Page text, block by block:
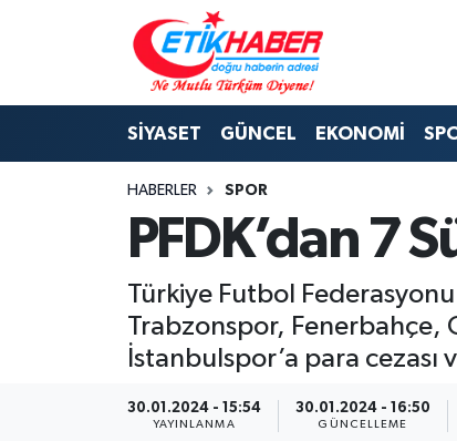
SİYASET GÜNCEL EKONOMİ
HABERLER SPOR
PFDK’dan 7
Türkiye Futbol
Trabzonspor, Fenerbahçe,
İstanbulspor’a para cezası
30.01.2024 - 15:54
YAYINLANMA
30.01.2024 - 16:50
GÜNCELLEME
BİLİM-TEKNOLOJİ
DIŞ POLİTİKA
EĞİTİM GENÇLİK
KÖŞE YAZILARI
KÜLTÜR-SANAT-MAGAZİN
Nöbetçi Eczaneler
Hava Durumu
İstanbul Namaz Vakitleri
Trafik Durumu
Süper Lig Puan Durumu ve Fikstür
Tüm Manşetler
Son Dakika Haberleri